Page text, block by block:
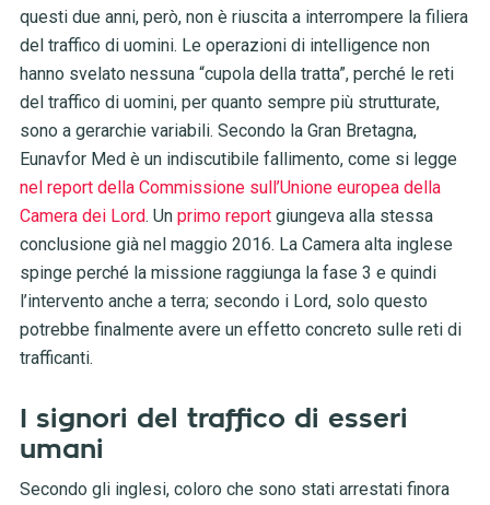
questi due anni, però, non è riuscita a interrompere la filiera
del traffico di uomini. Le operazioni di intelligence non
hanno svelato nessuna “cupola della tratta”, perché le reti
del traffico di uomini, per quanto sempre più strutturate,
sono a gerarchie variabili. Secondo la Gran Bretagna,
Eunavfor Med è un indiscutibile fallimento, come si legge
nel report della Commissione sull’Unione europea della
Camera dei Lord. Un primo reportgiungeva alla stessa
conclusione già nel maggio 2016. La Camera alta inglese
spinge perché la missione raggiunga la fase 3 e quindi
l’intervento anche a terra; secondo i Lord, solo questo
potrebbe finalmente avere un effetto concreto sulle reti di
trafficanti.
I signori del traffico di esseri
umani
Secondo gli inglesi, coloro che sono stati arrestati finora